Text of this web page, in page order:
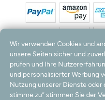
*Alle Preise inkl. MwSt. und zzgl.
nur innerhalb
Hinweis:Wir nutzen Ihre E-Mail Adresse
werden können. Ihre Daten
Wir verwenden Cookies und
unsere Seiten sicher und
prüfen und Ihre
und personalisierter Werbung
Nutzung unserer Dienste oder
stimme zu“ stimmen Sie der